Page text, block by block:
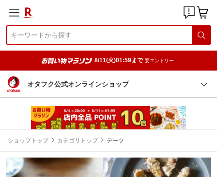
8/11(火)01:59まで 要エントリー
オタフク公式オンラインショップ
ショップトップ カテゴリトップ デーツ